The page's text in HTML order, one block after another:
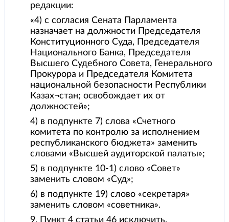
редакции:
«4) с согласия Сената Парламента
назначает на должности Председателя
Конституционного Суда, Председателя
Национального Банка, Председателя
Высшего Судебного Совета, Генерального
Прокурора и Председателя Комитета
национальной безопасности Республики
Казах¬стан; освобождает их от
должностей»;
4) в подпункте 7) слова «Счетного
комитета по контролю за исполнением
республиканского бюджета» заменить
словами «Высшей аудиторской палаты»;
5) в подпункте 10-1) слово «Совет»
заменить словом «Суд»;
6) в подпункте 19) слово «секретаря»
заменить словом «советника».
9. Пункт 4 статьи 46 исключить.